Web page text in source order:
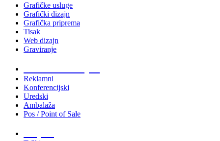
Grafičke usluge
Grafički dizajn
Grafička priprema
Tisak
Web dizajn
Graviranje
Reklamni
Konferencijski
Uredski
Ambalaža
Pos / Point of Sale